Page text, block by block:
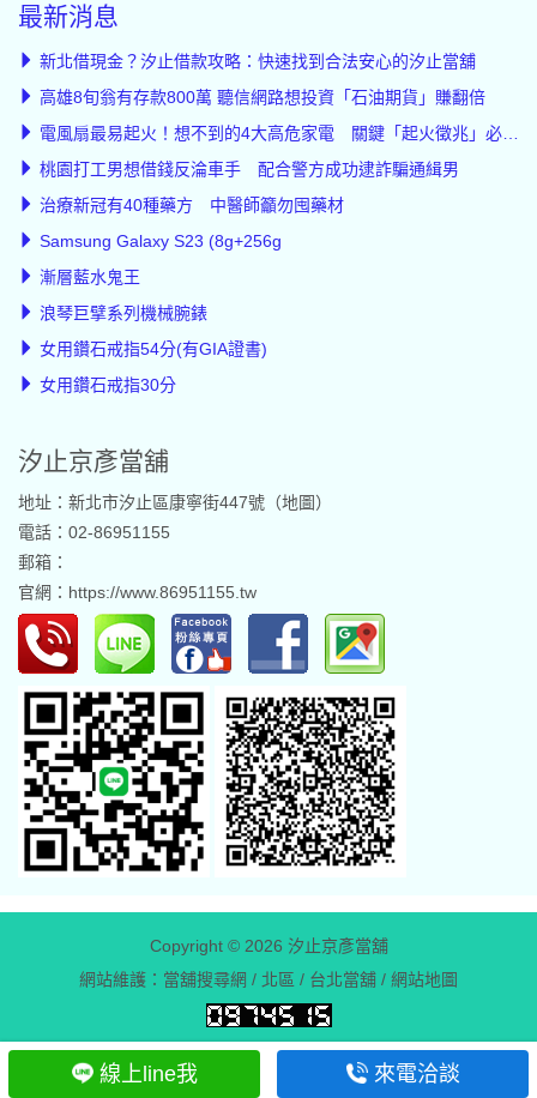
最新消息
新北借現金？汐止借款攻略：快速找到合法安心的汐止當舖
高雄8旬翁有存款800萬 聽信網路想投資「石油期貨」賺翻倍
電風扇最易起火！想不到的4大高危家電 關鍵「起火徵兆」必知道
桃園打工男想借錢反淪車手 配合警方成功逮詐騙通緝男
治療新冠有40種藥方 中醫師籲勿囤藥材
Samsung Galaxy S23 (8g+256g
漸層藍水鬼王
浪琴巨擘系列機械腕錶
女用鑽石戒指54分(有GIA證書)
女用鑽石戒指30分
汐止京彥當舖
地址：新北市汐止區康寧街447號（地圖）
電話：02-86951155
郵箱：
官網： https://www.86951155.tw
Copyright © 2026 汐止京彥當舖
網站維護： 當舖搜尋網 / 北區 / 台北當舖 / 網站地圖
線上line我 來電洽談